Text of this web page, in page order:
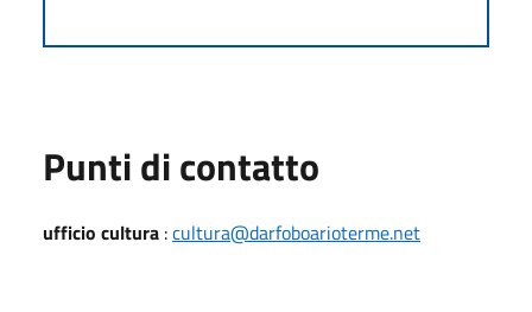
Punti di contatto
ufficio cultura :cultura@darfoboarioterme.net